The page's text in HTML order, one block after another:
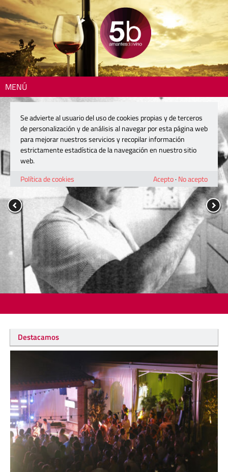
MENÚ
Destacamos
Se advierte al usuario del uso de cookies propias y de terceros
de personalización y de análisis al navegar por esta página web
para mejorar nuestros servicios y recopilar información
estrictamente estadística de la navegación en nuestro sitio
web.
Política de cookies
Acepto· No acepto